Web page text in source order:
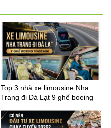
Top 3 nhà xe limousine Nha
Trang đi Đà Lạt 9 ghế boeing